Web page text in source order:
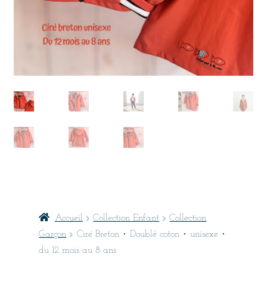
Accueil Collection Enfant
Collection
Garçon
Ciré Breton • Doublé coton • unisexe •
du 12 mois au 8 ans